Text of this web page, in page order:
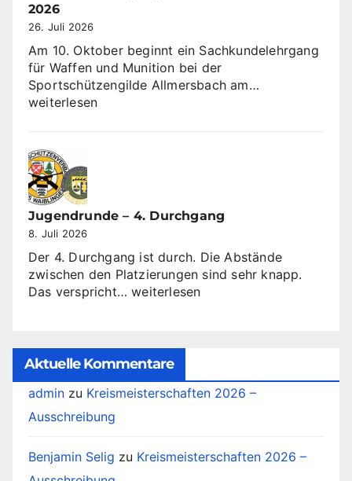
2026
26. Juli 2026
Am 10. Oktober beginnt ein Sachkundelehrgang
für Waffen und Munition bei der
Sportschützengilde Allmersbach am…
weiterlesen
Jugendrunde – 4. Durchgang
8. Juli 2026
Der 4. Durchgang ist durch. Die Abstände
zwischen den Platzierungen sind sehr knapp.
Das verspricht…Jugendrunde
weiterlesen
Aktuelle Kommentare
admin zu Kreismeisterschaften 2026 –
Ausschreibung
Benjamin Selig zu Kreismeisterschaften 2026 –